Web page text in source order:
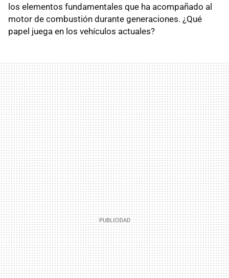
los elementos fundamentales que ha acompañado al
motor de combustión durante generaciones. ¿Qué
papel juega en los vehículos actuales?